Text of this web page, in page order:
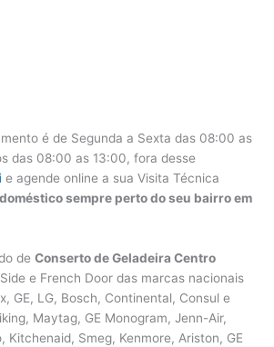
é de Segunda a Sexta das 08:00 as
das 08:00 as 13:00, fora desse
e agende online a sua Visita Técnica
sempre perto do seu bairro em
deConserto de Geladeira Centro
e French Door das marcas nacionais
GE, LG, Bosch, Continental, Consul e
Maytag, GE Monogram, Jenn-Air,
Kitchenaid, Smeg, Kenmore, Ariston, GE